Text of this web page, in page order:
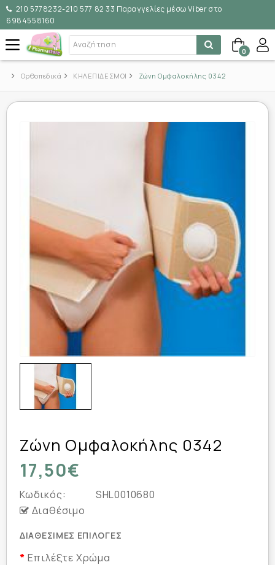
210 5778232-210 577 82 33 Παραγγελίες μέσω Viber στο
6984558160
0
Ορθοπεδικά ΚΗΛΕΠΙΔΕΣΜΟΙ Ζώνη Ομφαλοκήλης 0342
Ζώνη Ομφαλοκήλης 0342
17,50€
Κωδικός:
SHL0010680
Διαθέσιμο
ΔΙΑΘΈΣΙΜΕΣ ΕΠΙΛΟΓΈΣ
Επιλέξτε Χρώμα